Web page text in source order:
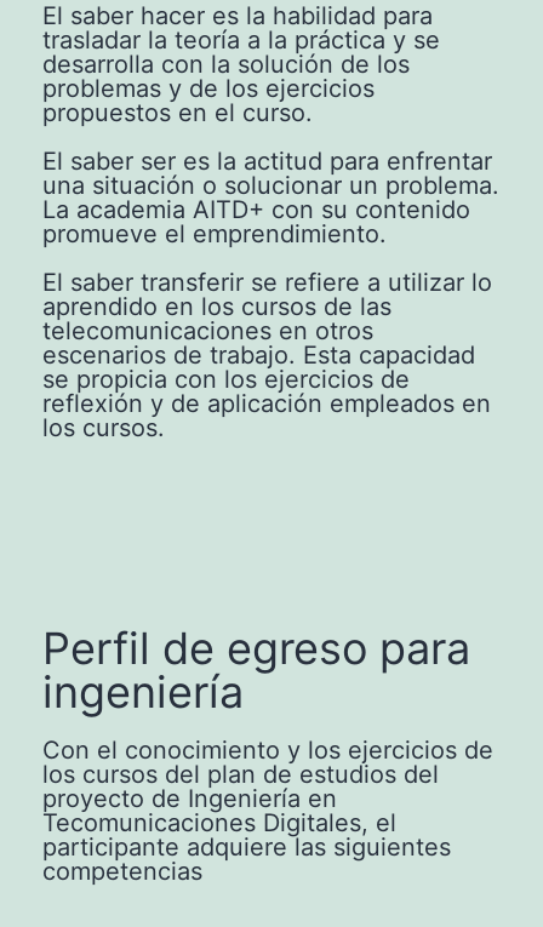
El saber hacer es la habilidad para
trasladar la teoría a la práctica y se
desarrolla con la solución de los
problemas y de los ejercicios
propuestos en el curso.
El saber ser es la actitud para enfrentar
una situación o solucionar un problema.
La academia AITD+ con su contenido
promueve el emprendimiento.
El saber transferir se refiere a utilizar lo
aprendido en los cursos de las
telecomunicaciones en otros
escenarios de trabajo. Esta capacidad
se propicia con los ejercicios de
reflexión y de aplicación empleados en
los cursos.
Perfil de egreso para
ingeniería
Con el conocimiento y los ejercicios de
los cursos del plan de estudios del
proyecto de Ingeniería en
Tecomunicaciones Digitales, el
participante adquiere las siguientes
competencias